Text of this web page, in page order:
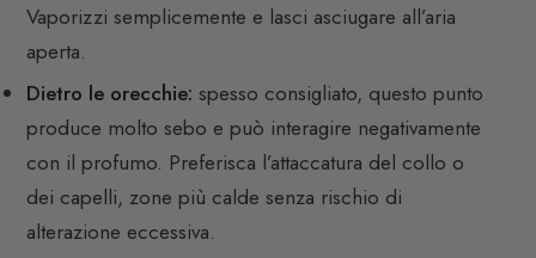
Vaporizzi semplicemente e lasci asciugare all’aria
aperta.
Dietro le orecchie: spesso consigliato, questo punto
produce molto sebo e può interagire negativamente
con il profumo. Preferisca l’attaccatura del collo o
dei capelli, zone più calde senza rischio di
alterazione eccessiva.